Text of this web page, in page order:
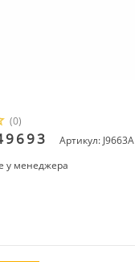
(0)
Артикул: J9663A
у менеджера